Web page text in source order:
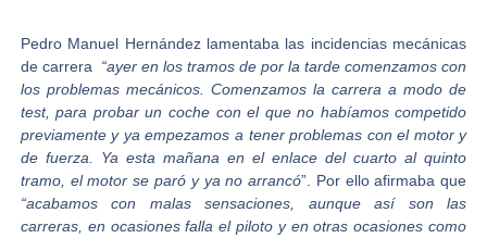
Pedro Manuel Hernández lamentaba las incidencias mecánicas
de carrera “ayer en los tramos de por la tarde comenzamos con
los problemas mecánicos. Comenzamos la carrera a modo de
test, para probar un coche con el que no habíamos competido
previamente y ya empezamos a tener problemas con el motor y
de fuerza. Ya esta mañana en el enlace del cuarto al quinto
tramo, el motor se paró y ya no arrancó”. Por ello afirmaba que
“acabamos con malas sensaciones, aunque así son las
carreras, en ocasiones falla el piloto y en otras ocasiones como